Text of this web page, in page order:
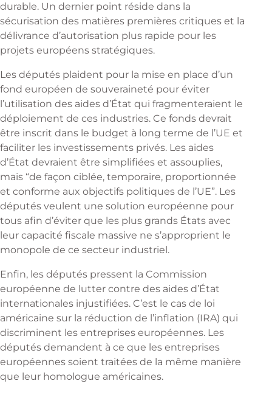
durable. Un dernier point réside dans la
sécurisation des matières premières critiques et la
délivrance d’autorisation plus rapide pour les
projets européens stratégiques.
Les députés plaident pour la mise en place d’un
fond européen de souveraineté pour éviter
l’utilisation des aides d’État qui fragmenteraient le
déploiement de ces industries. Ce fonds devrait
être inscrit dans le budget à long terme de l’UE et
faciliter les investissements privés. Les aides
d’État devraient être simplifiées et assouplies,
mais “de façon ciblée, temporaire, proportionnée
et conforme aux objectifs politiques de l’UE”. Les
députés veulent une solution européenne pour
tous afin d’éviter que les plus grands États avec
leur capacité fiscale massive ne s’approprient le
monopole de ce secteur industriel.
Enfin, les députés pressent la Commission
européenne de lutter contre des aides d’État
internationales injustifiées. C’est le cas de loi
américaine sur la réduction de l’inflation (IRA) qui
discriminent les entreprises européennes. Les
députés demandent à ce que les entreprises
européennes soient traitées de la même manière
que leur homologue américaines.